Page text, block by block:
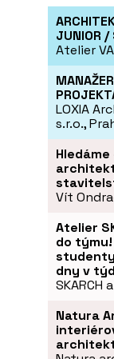
JUNIOR /
Atelier
LOXIA
s.r.o.,
Vít
Atelier
do
dny v
SKARCH
Natura